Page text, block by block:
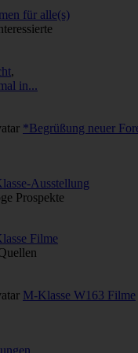
für alle(s)
,
in...
*Begrüßung neuer
Ausstellung
Prospekte
Filme
M-Klasse W163 Filme